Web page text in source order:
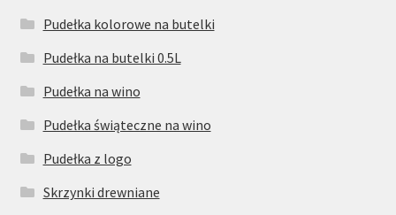
Pudełka kolorowe na butelki
Pudełka na butelki 0.5L
Pudełka na wino
Pudełka świąteczne na wino
Pudełka z logo
Skrzynki drewniane